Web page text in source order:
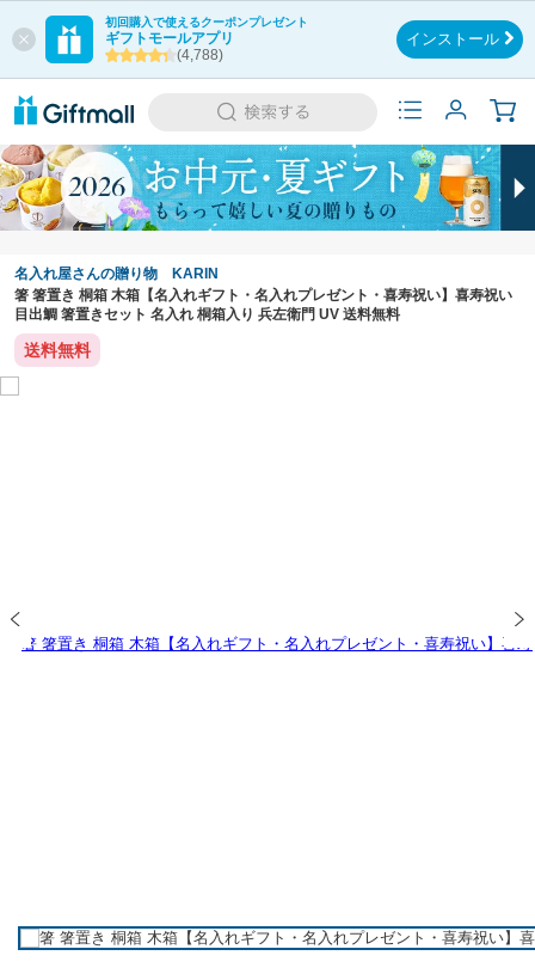
初回購入で使えるクーポンプレゼント
ギフトモールアプリ
(4,788)
インストール
名入れ屋さんの贈り物 KARIN
箸 箸置き 桐箱 木箱【名入れギフト・名入れプレゼント・喜寿祝い】喜寿祝い
目出鯛 箸置きセット 名入れ 桐箱入り 兵左衛門 UV 送料無料
送料無料